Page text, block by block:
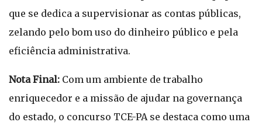
que se dedica a supervisionar as contas públicas,
zelando pelo bom uso do dinheiro público e pela
eficiência administrativa.
Nota Final: Com um ambiente de trabalho
enriquecedor e a missão de ajudar na governança
do estado, o concurso TCE-PA se destaca como uma